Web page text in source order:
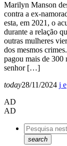
Marilyn Manson
contra a ex-
esta, em 2021, o
durante a relação
outras mulheres
dos mesmos
pagou mais de 300
senhor […]
today28/11/2024
AD
AD
search